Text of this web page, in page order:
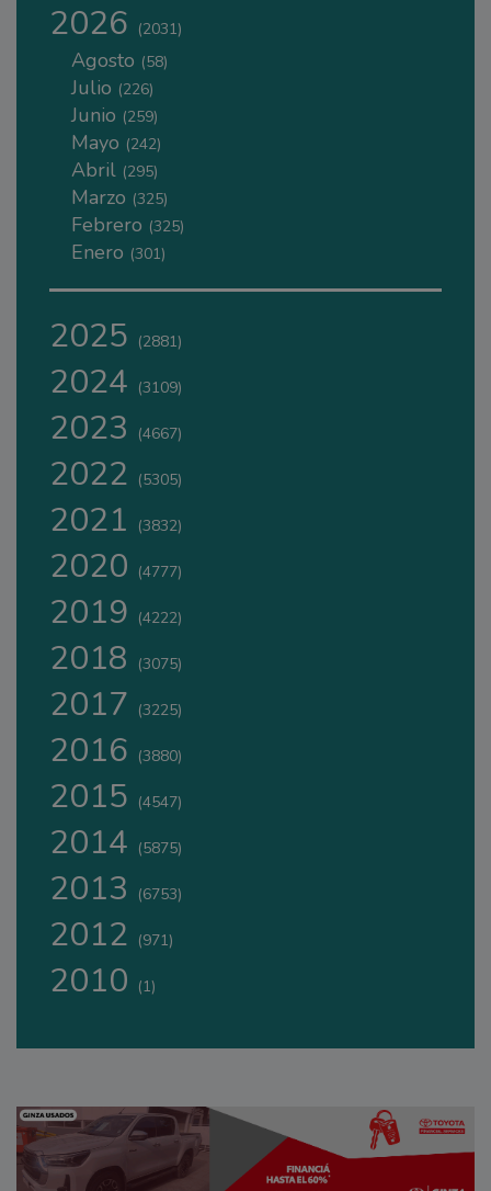
2026 (2031)
Agosto (58)
Julio (226)
Junio (259)
Mayo (242)
Abril (295)
Marzo (325)
Febrero (325)
Enero (301)
2025 (2881)
2024 (3109)
2023 (4667)
2022 (5305)
2021 (3832)
2020 (4777)
2019 (4222)
2018 (3075)
2017 (3225)
2016 (3880)
2015 (4547)
2014 (5875)
2013 (6753)
2012 (971)
2010 (1)